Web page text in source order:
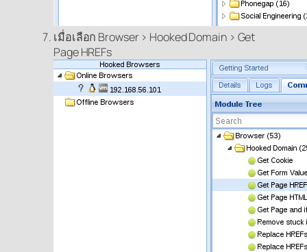
เมื่อเลือก Browser > Hooked Domain > Get
Page HREFs